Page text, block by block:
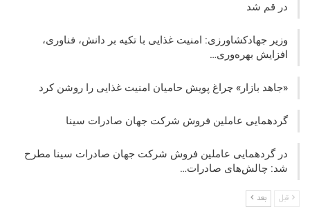
در قم شد
وزیر جهادکشاورزی: امنیت غذایی با تکیه بر دانش، فناوری،
افزایش بهره‌وری…
«جاهد بازار» چراغ پویش حامیان امنیت غذایی را روشن کرد
گردهمایی عاملین فروش شرکت جهان صادرات سینا
در گردهمایی عاملین فروش شرکت جهان صادرات سینا مطرح
شد: چالش‌های صادرات…
قبل بعد